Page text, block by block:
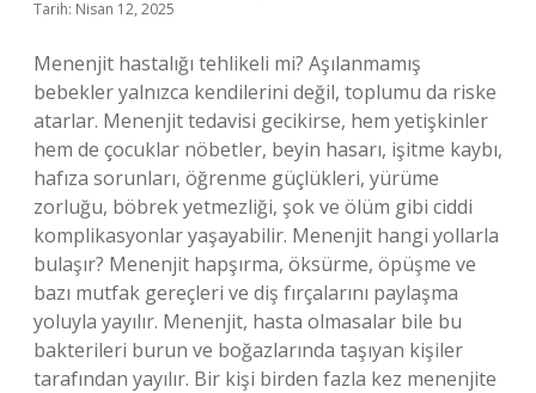
Tarih: Nisan 12, 2025
Menenjit hastalığı tehlikeli mi? Aşılanmamış
bebekler yalnızca kendilerini değil, toplumu da riske
atarlar. Menenjit tedavisi gecikirse, hem yetişkinler
hem de çocuklar nöbetler, beyin hasarı, işitme kaybı,
hafıza sorunları, öğrenme güçlükleri, yürüme
zorluğu, böbrek yetmezliği, şok ve ölüm gibi ciddi
komplikasyonlar yaşayabilir. Menenjit hangi yollarla
bulaşır? Menenjit hapşırma, öksürme, öpüşme ve
bazı mutfak gereçleri ve diş fırçalarını paylaşma
yoluyla yayılır. Menenjit, hasta olmasalar bile bu
bakterileri burun ve boğazlarında taşıyan kişiler
tarafından yayılır. Bir kişi birden fazla kez menenjite